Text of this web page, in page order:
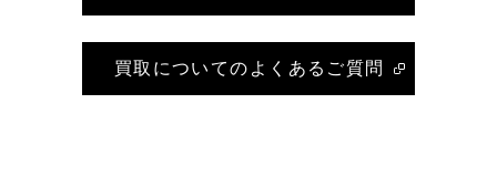
買取についてのよくあるご質問